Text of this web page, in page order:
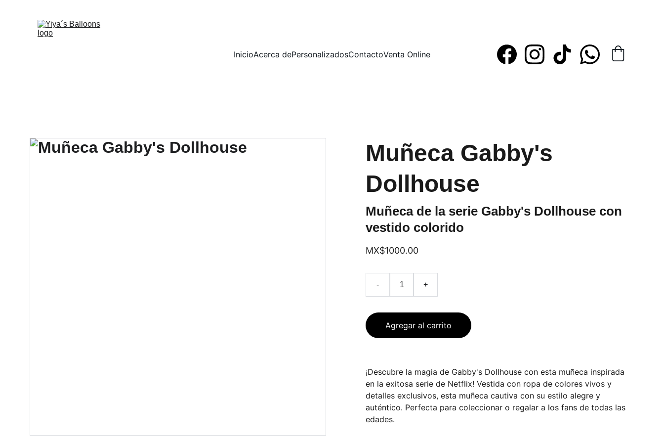
InicioAcerca dePersonalizadosContactoVenta Online
Muñeca Gabby's
Dollhouse
Muñeca de la serie Gabby's Dollhouse con
vestido colorido
MX$1000.00
- +
Agregar al carrito
¡Descubre la magia de Gabby's Dollhouse con esta muñeca inspirada
en la exitosa serie de Netflix! Vestida con ropa de colores vivos y
detalles exclusivos, esta muñeca cautiva con su estilo alegre y
auténtico. Perfecta para coleccionar o regalar a los fans de todas las
edades.